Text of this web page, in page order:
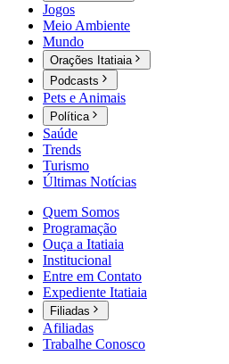
Jogos
Meio Ambiente
Mundo
Orações Itatiaia
Podcasts
Pets e Animais
Política
Saúde
Trends
Turismo
Últimas Notícias
Quem Somos
Programação
Ouça a Itatiaia
Institucional
Entre em Contato
Expediente Itatiaia
Filiadas
Afiliadas
Trabalhe Conosco